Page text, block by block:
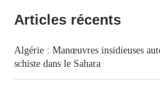
Articles récents
Algérie : Manœuvres insidieuses
schiste dans le Sahara